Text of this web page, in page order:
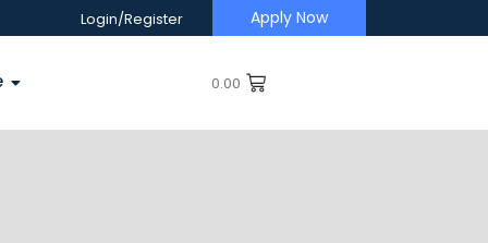
Login/Register Apply Now
0.00